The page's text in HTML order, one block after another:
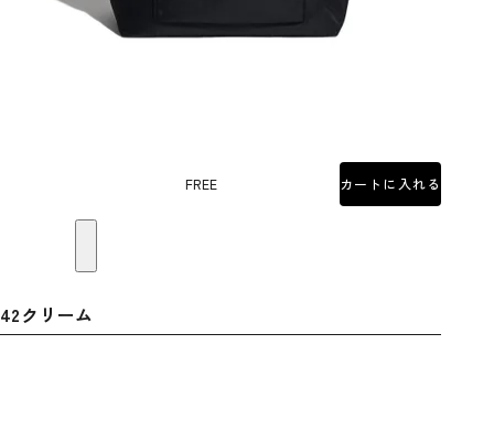
FREE カートに入れる
42クリーム